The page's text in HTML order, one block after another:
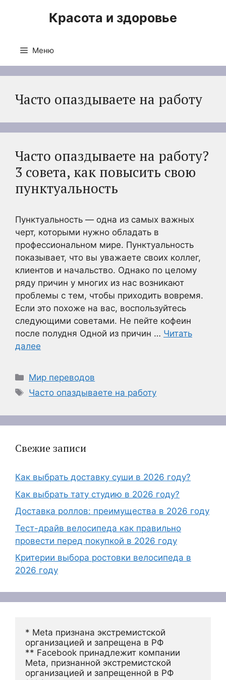
Красота и здоровье
Меню
Часто опаздываете на работу
Часто опаздываете на работу?
3 совета, как повысить свою
пунктуальность
Пунктуальность — одна из самых важных
черт, которыми нужно обладать в
профессиональном мире. Пунктуальность
показывает, что вы уважаете своих коллег,
клиентов и начальство. Однако по целому
ряду причин у многих из нас возникают
проблемы с тем, чтобы приходить вовремя.
Если это похоже на вас, воспользуйтесь
следующими советами. Не пейте кофеин
после полудня Одной из причин … Читать
далее
Рубрики
Мир переводов
Метки
Часто опаздываете на работу
Свежие записи
Как выбрать доставку суши в 2026 году?
Как выбрать тату студию в 2026 году?
Доставка роллов: преимущества в 2026 году
Тест-драйв велосипеда как правильно
провести перед покупкой в 2026 году
Критерии выбора ростовки велосипеда в
2026 году
* Meta признана экстремистской
организацией и запрещена в РФ
** Facebook принадлежит компании
Meta, признанной экстремистской
организацией и запрещенной в РФ